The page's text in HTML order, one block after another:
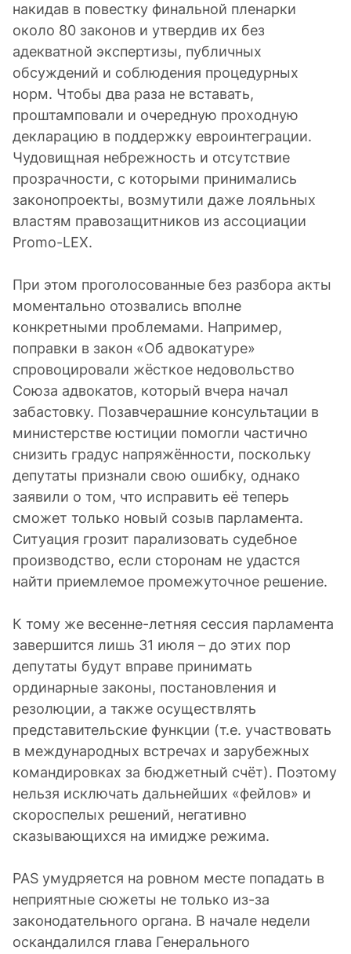
накидав в повестку финальной пленарки
около 80 законов и утвердив их без
адекватной экспертизы, публичных
обсуждений и соблюдения процедурных
норм. Чтобы два раза не вставать,
проштамповали и очередную проходную
декларацию в поддержку евроинтеграции.
Чудовищная небрежность и отсутствие
прозрачности, с которыми принимались
законопроекты, возмутили даже лояльных
властям правозащитников из ассоциации
Promo-LEX.
При этом проголосованные без разбора акты
моментально отозвались вполне
конкретными проблемами. Например,
поправки в закон «Об адвокатуре»
спровоцировали жёсткое недовольство
Союза адвокатов, который вчера начал
забастовку. Позавчерашние консультации в
министерстве юстиции помогли частично
снизить градус напряжённости, поскольку
депутаты признали свою ошибку, однако
заявили о том, что исправить её теперь
сможет только новый созыв парламента.
Ситуация грозит парализовать судебное
производство, если сторонам не удастся
найти приемлемое промежуточное решение.
К тому же весенне-летняя сессия парламента
завершится лишь 31 июля – до этих пор
депутаты будут вправе принимать
ординарные законы, постановления и
резолюции, а также осуществлять
представительские функции (т.е. участвовать
в международных встречах и зарубежных
командировках за бюджетный счёт). Поэтому
нельзя исключать дальнейших «фейлов» и
скороспелых решений, негативно
сказывающихся на имидже режима.
PAS умудряется на ровном месте попадать в
неприятные сюжеты не только из-за
законодательного органа. В начале недели
оскандалился глава Генерального